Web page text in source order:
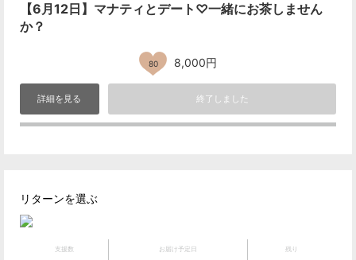
【6月12日】マナティとデート♡一緒にお茶しません
か？
80 8,000円
詳細を見る 終了しました
リターンを選ぶ
支援数 お届け予定日 残り